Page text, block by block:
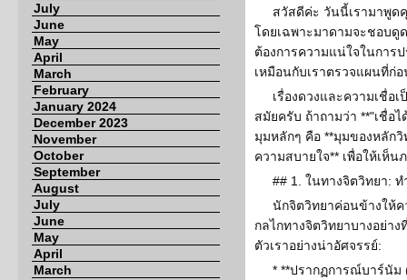
July
June
May
April
March
February
January 2024
December 2023
November
October
September
August
July
June
May
April
March
สวัสดีค่ะ วันนี้เรามาพูด
โดยเฉพาะมาดามจะชอบดู
ต้องการความแน่ใจในการ
เหมือนกับเราตรวจแผนที่ก่
เรื่องดวงและความเชื่อ
สมัยครับ ถ้าถามว่า **"เชื่อ
มุมหลักๆ คือ **มุมของหลัก
ความสบายใจ** เพื่อให้เห็
## 1. ในทางจิตวิทยา:
นักจิตวิทยาค่อนข้างให้
กลไกทางจิตวิทยาบางอย่า
ตัวเราอย่างน่าอัศจรรย์:
* **ปรากฏการณ์บาร์นัม